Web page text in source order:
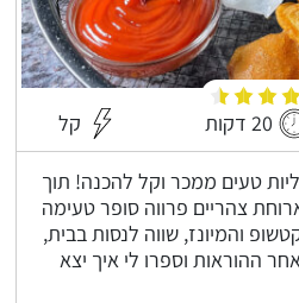
20 דקות קל
טעים ממכר וקל להכנה! תוך
צהריים פרווה סופר טעימה
והמיונז, שווה לנסות בבית,
ההוראות וספרו לי איך יצא